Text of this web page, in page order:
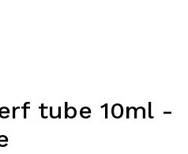
tube 10ml -